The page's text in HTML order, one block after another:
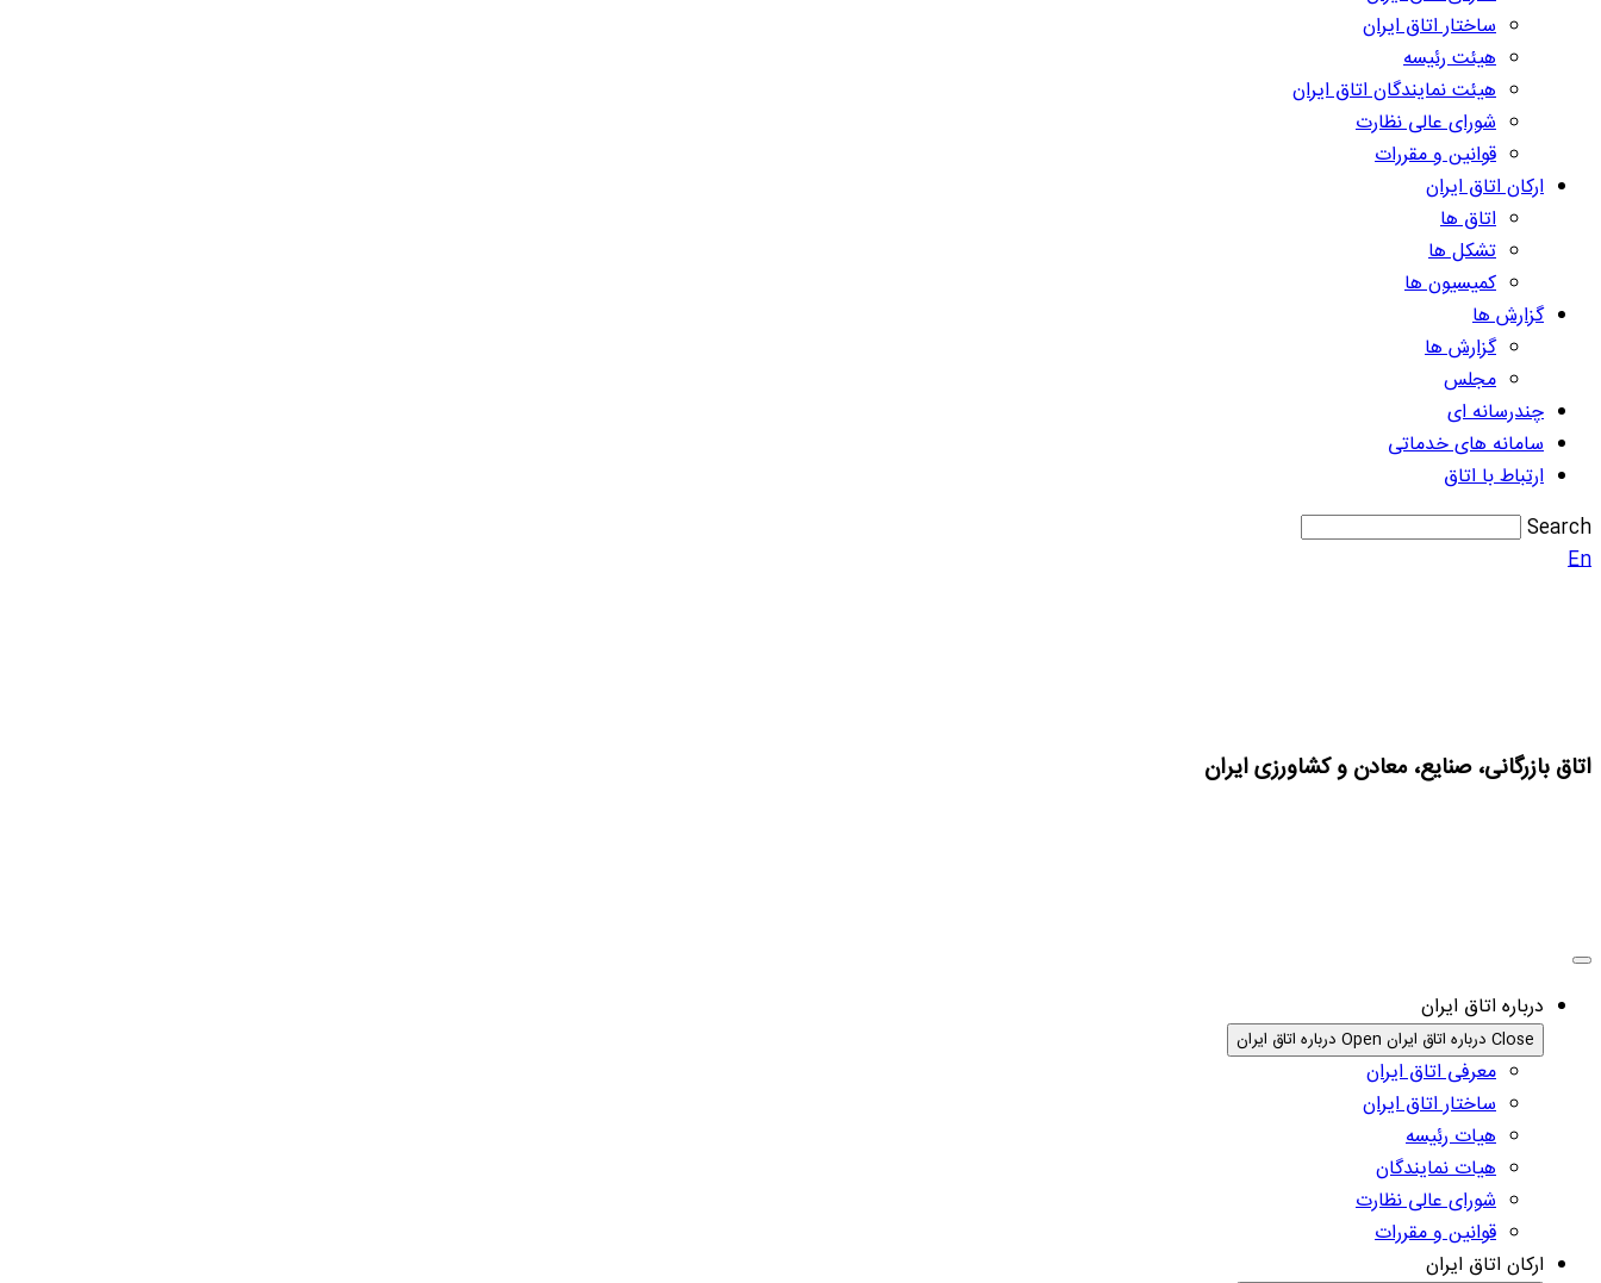
ساختار اتاق ایران
هیئت رئیسه
هیئت نمایندگان اتاق ایران
شورای عالی نظارت
قوانین و مقررات
ارکان اتاق ایران
اتاق ها
تشکل ها
کمیسیون ها
گزارش ها
گزارش ها
مجلس
چندرسانه ای
سامانه های خدماتی
ارتباط با اتاق
Search
En
اتاق بازرگانی، صنایع، معادن و کشاورزی ایران
درباره اتاق ایران
Close درباره اتاق ایران Open درباره اتاق ایران
معرفی اتاق ایران
ساختار اتاق ایران
هیات رئیسه
هیات نمایندگان
شورای عالی نظارت
قوانین و مقررات
ارکان اتاق ایران